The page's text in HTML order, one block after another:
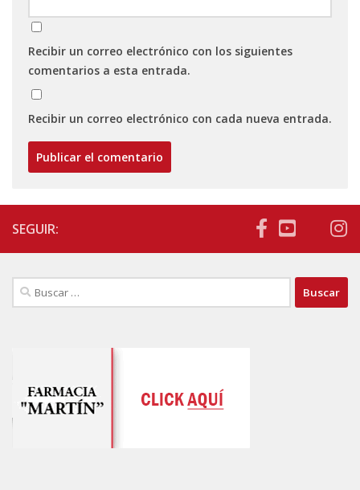
Recibir un correo electrónico con los siguientes
comentarios a esta entrada.
Recibir un correo electrónico con cada nueva entrada.
SEGUIR:
Buscar: